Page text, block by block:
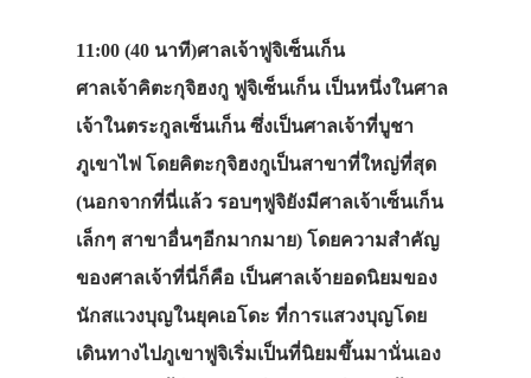
11:00 (40 นาที)ศาลเจ้าฟูจิเซ็นเก็น
ศาลเจ้าคิตะกุจิฮงกู ฟูจิเซ็นเก็น เป็นหนึ่งในศาล
เจ้าในตระกูลเซ็นเก็น ซึ่งเป็นศาลเจ้าที่บูชา
ภูเขาไฟ โดยคิตะกุจิฮงกูเป็นสาขาที่ใหญ่ที่สุด
(นอกจากที่นี่แล้ว รอบๆฟูจิยังมีศาลเจ้าเซ็นเก็น
เล็กๆ สาขาอื่นๆอีกมากมาย) โดยความสำคัญ
ของศาลเจ้าที่นี่ก็คือ เป็นศาลเจ้ายอดนิยมของ
นักสแวงบุญในยุคเอโดะ ที่การแสวงบุญโดย
เดินทางไปภูเขาฟูจิเริ่มเป็นที่นิยมขึ้นมานั่นเอง